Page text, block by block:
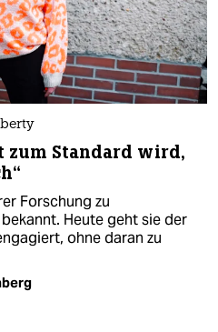
Standard wird,
Forschung zu
Heute geht sie der
ohne daran zu